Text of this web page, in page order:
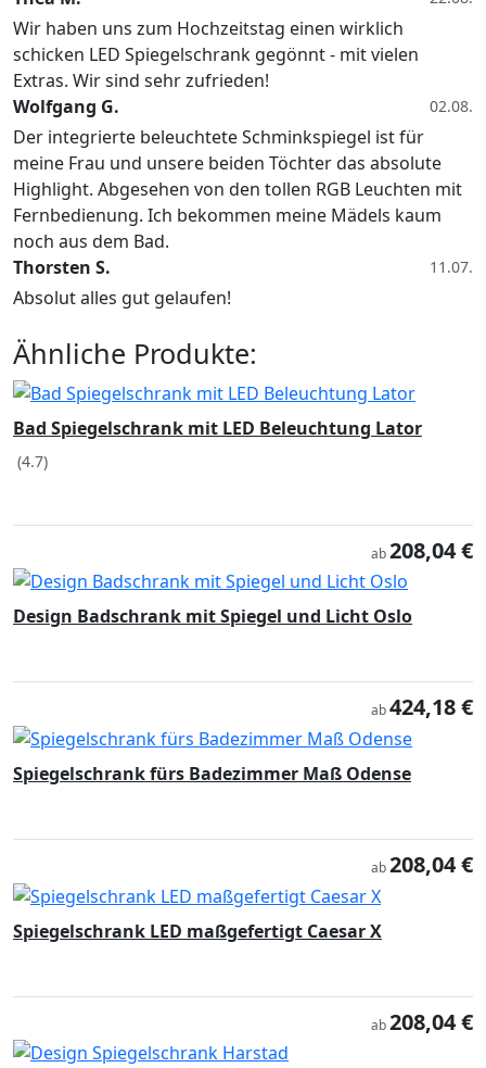
Wir haben uns zum Hochzeitstag einen wirklich
schicken LED Spiegelschrank gegönnt - mit vielen
Extras. Wir sind sehr zufrieden!
Wolfgang G.
02.08.
Der integrierte beleuchtete Schminkspiegel ist für
meine Frau und unsere beiden Töchter das absolute
Highlight. Abgesehen von den tollen RGB Leuchten mit
Fernbedienung. Ich bekommen meine Mädels kaum
noch aus dem Bad.
Thorsten S.
11.07.
Absolut alles gut gelaufen!
Ähnliche Produkte:
Bad Spiegelschrank mit LED Beleuchtung Lator
(4.7)
ab208,04 €
Design Badschrank mit Spiegel und Licht Oslo
ab424,18 €
Spiegelschrank fürs Badezimmer Maß Odense
ab208,04 €
Spiegelschrank LED maßgefertigt Caesar X
ab208,04 €